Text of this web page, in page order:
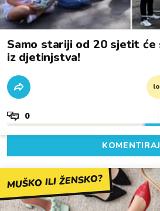
Samo stariji od 20 sjetit će
iz djetinjstva!
0
KOMENTIRAJ
MUŠKO ILI ŽENSKO?